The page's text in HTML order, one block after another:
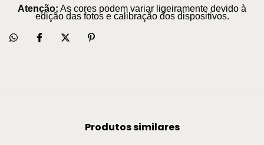
Atenção: As cores podem variar ligeiramente devido à
edição das fotos e calibração dos dispositivos.
Produtos similares